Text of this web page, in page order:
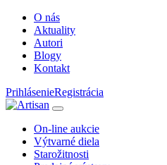
O nás
Aktuality
Autori
Blogy
Kontakt
PrihlásenieRegistrácia
On-line aukcie
Výtvarné diela
Starožitnosti